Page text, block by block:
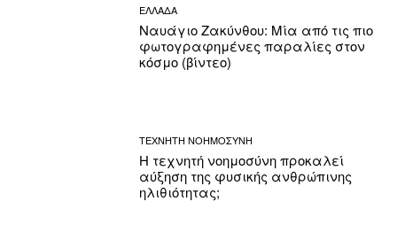
ΕΛΛΑΔΑ
Ναυάγιο Ζακύνθου: Μία από τις πιο
φωτογραφημένες παραλίες στον
κόσμο (βίντεο)
ΤΕΧΝΗΤΗ ΝΟΗΜΟΣΥΝΗ
Η τεχνητή νοημοσύνη προκαλεί
αύξηση της φυσικής ανθρώπινης
ηλιθιότητας;